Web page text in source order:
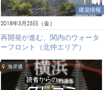
建築情報
2018年5月25日（金）
再開発が進む、関内のウォータ
ーフロント（北仲エリア）
海岸通